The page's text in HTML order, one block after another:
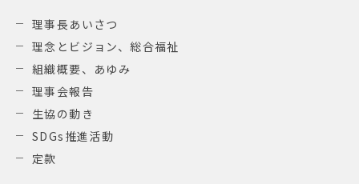
理事長あいさつ
理念とビジョン、総合福祉
組織概要、あゆみ
理事会報告
生協の動き
SDGs推進活動
定款